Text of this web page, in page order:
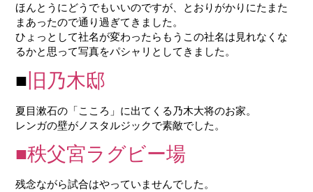
ほんとうにどうでもいいのですが、とおりがかりにたまた
まあったので通り過ぎてきました。
ひょっとして社名が変わったらもうこの社名は見れなくな
るかと思って写真をパシャリとしてきました。
■ 旧乃木邸
夏目漱石の「こころ」に出てくる乃木大将のお家。
レンガの壁がノスタルジックで素敵でした。
■秩父宮ラグビー場
残念ながら試合はやっていませんでした。